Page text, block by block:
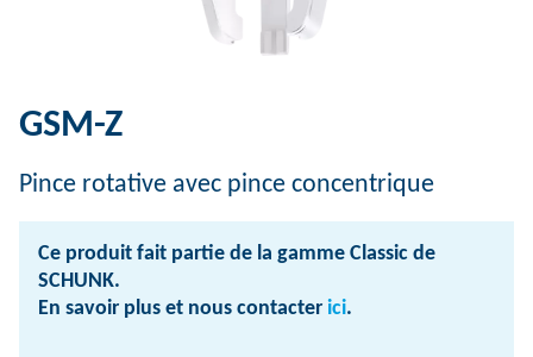
GSM-Z
Pince rotative avec pince concentrique
Ce produit fait partie de la gamme Classic de
SCHUNK.
En savoir plus et nous contacter ici.